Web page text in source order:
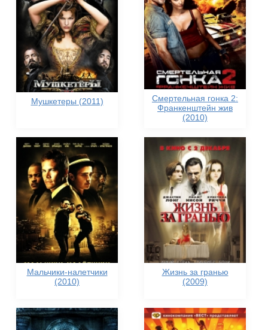
Мушкетеры (2011)
Смертельная гонка 2:
Франкенштейн жив
(2010)
Мальчики-налетчики
(2010)
Жизнь за гранью
(2009)